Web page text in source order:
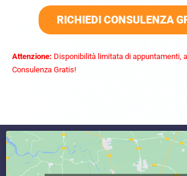
RICHIEDI CONSULENZA
Attenzione: Disponibilità limitata di appuntamenti,
Consulenza Gratis!